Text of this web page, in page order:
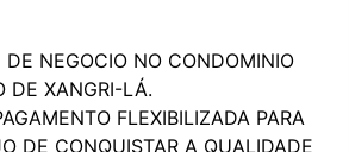
DE NEGOCIO NO CONDOMINIO
DE XANGRI-LÁ.
FLEXIBILIZADA PARA
DE CONQUISTAR A QUALIDADE